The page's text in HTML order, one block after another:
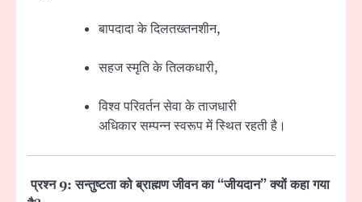
बापदादा के दिलतख्तनशीन,
सहज स्मृति के तिलकधारी,
विश्व परिवर्तन सेवा के ताजधारी
अधिकार सम्पन्न स्वरूप में स्थित रहती है।
प्रश्न 9: सन्तुष्टता को ब्राह्मण जीवन का “जीयदान” क्यों कहा गया